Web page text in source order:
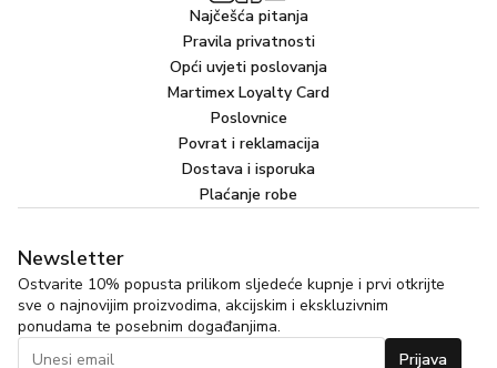
Najčešća pitanja
Pravila privatnosti
Opći uvjeti poslovanja
Martimex Loyalty Card
Poslovnice
Povrat i reklamacija
Dostava i isporuka
Plaćanje robe
Newsletter
Ostvarite 10% popusta prilikom sljedeće kupnje i prvi otkrijte
sve o najnovijim proizvodima, akcijskim i ekskluzivnim
ponudama te posebnim događanjima.
Prijava